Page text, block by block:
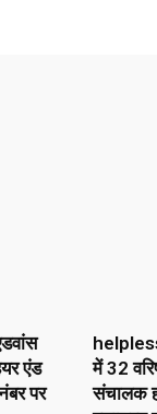
एंड
पर
में 32
संचालक